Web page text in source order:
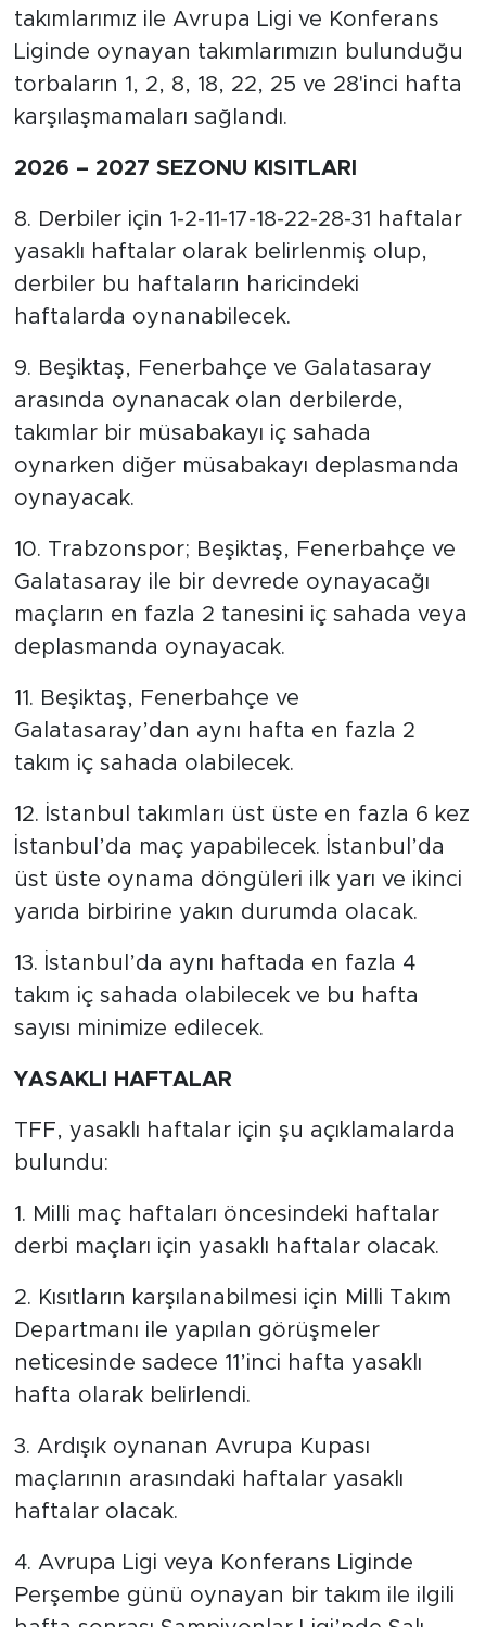
takımlarımız ile Avrupa Ligi ve Konferans
Liginde oynayan takımlarımızın bulunduğu
torbaların 1, 2, 8, 18, 22, 25 ve 28'inci hafta
karşılaşmamaları sağlandı.
2026 – 2027 SEZONU KISITLARI
8. Derbiler için 1-2-11-17-18-22-28-31 haftalar
yasaklı haftalar olarak belirlenmiş olup,
derbiler bu haftaların haricindeki
haftalarda oynanabilecek.
9. Beşiktaş, Fenerbahçe ve Galatasaray
arasında oynanacak olan derbilerde,
takımlar bir müsabakayı iç sahada
oynarken diğer müsabakayı deplasmanda
oynayacak.
10. Trabzonspor; Beşiktaş, Fenerbahçe ve
Galatasaray ile bir devrede oynayacağı
maçların en fazla 2 tanesini iç sahada veya
deplasmanda oynayacak.
11. Beşiktaş, Fenerbahçe ve
Galatasaray’dan aynı hafta en fazla 2
takım iç sahada olabilecek.
12. İstanbul takımları üst üste en fazla 6 kez
İstanbul’da maç yapabilecek. İstanbul’da
üst üste oynama döngüleri ilk yarı ve ikinci
yarıda birbirine yakın durumda olacak.
13. İstanbul’da aynı haftada en fazla 4
takım iç sahada olabilecek ve bu hafta
sayısı minimize edilecek.
YASAKLI HAFTALAR
TFF, yasaklı haftalar için şu açıklamalarda
bulundu:
1. Milli maç haftaları öncesindeki haftalar
derbi maçları için yasaklı haftalar olacak.
2. Kısıtların karşılanabilmesi için Milli Takım
Departmanı ile yapılan görüşmeler
neticesinde sadece 11’inci hafta yasaklı
hafta olarak belirlendi.
3. Ardışık oynanan Avrupa Kupası
maçlarının arasındaki haftalar yasaklı
haftalar olacak.
4. Avrupa Ligi veya Konferans Liginde
Perşembe günü oynayan bir takım ile ilgili